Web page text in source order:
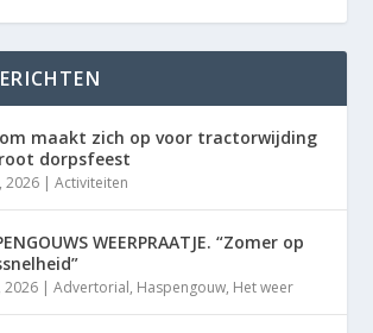
maakt zich op voor tractorwijding
dorpsfeest
2026 |Activiteiten
WEERPRAATJE. “Zomer op
2026 |Advertorial, Haspengouw, Het weer